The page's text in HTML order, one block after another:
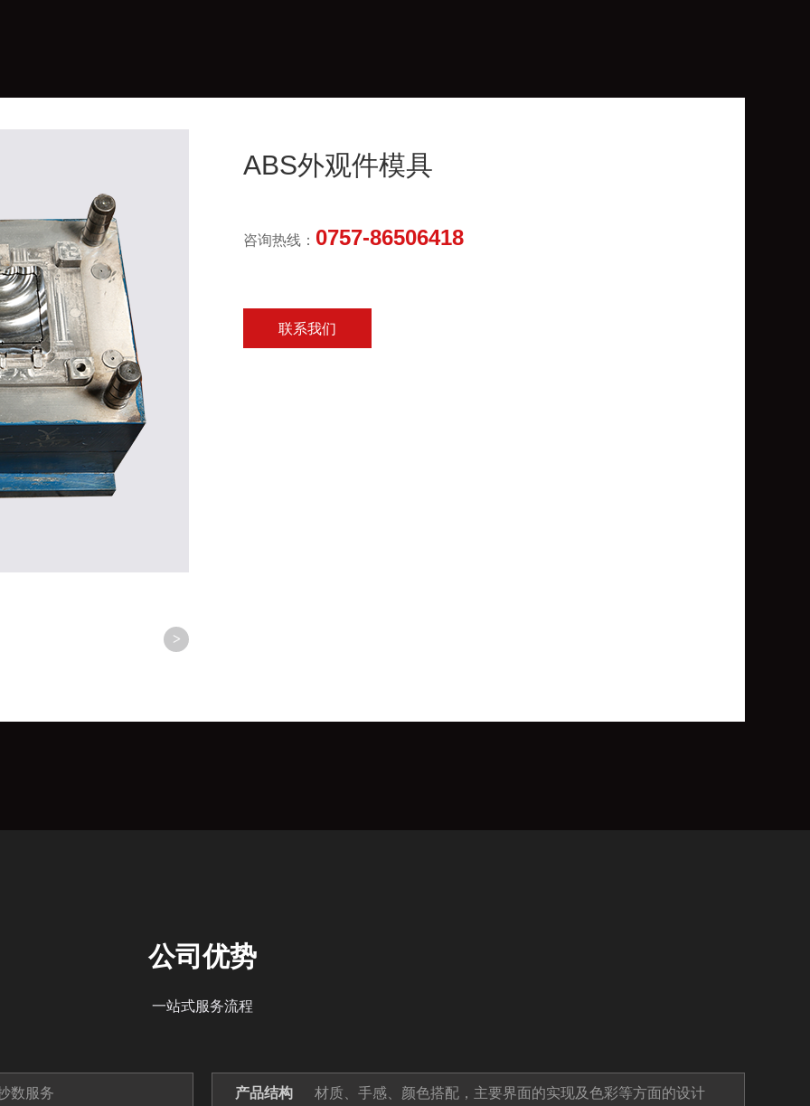
>
ABS外观件模具
咨询热线： 0757-86506418
联系我们
公司优势
一站式服务流程
数服务 产品结构 材质、手感、颜色搭配，主要界面的实现及色彩等方面的设计